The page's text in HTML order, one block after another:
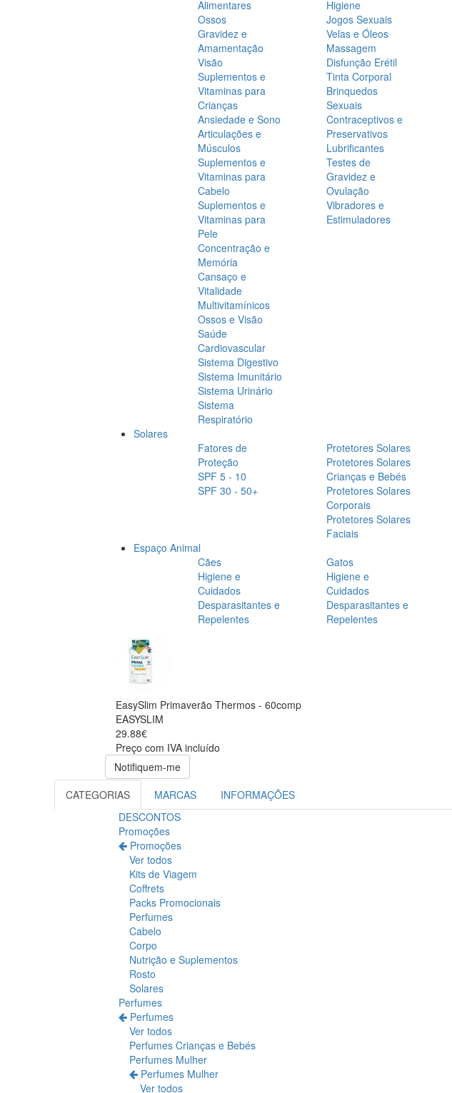
Alimentares
Ossos
Gravidez e
Amamentação
Visão
Suplementos e
Vitaminas para
Crianças
Ansiedade e Sono
Articulações e
Músculos
Suplementos e
Vitaminas para
Cabelo
Suplementos e
Vitaminas para
Pele
Concentração e
Memória
Cansaço e
Vitalidade
Multivitamínicos
Ossos e Visão
Saúde
Cardiovascular
Sistema Digestivo
Sistema Imunitário
Sistema Urinário
Sistema
Respiratório
Higiene
Jogos Sexuais
Velas e Óleos
Massagem
Disfunção Erétil
Tinta Corporal
Brinquedos
Sexuais
Contraceptivos e
Preservativos
Lubrificantes
Testes de
Gravidez e
Ovulação
Vibradores e
Estimuladores
Solares
Fatores de
Proteção
SPF 5 - 10
SPF 30 - 50+
Protetores Solares
Protetores Solares
Crianças e Bebés
Protetores Solares
Corporais
Protetores Solares
Faciais
Espaço Animal
Cães
Higiene e
Cuidados
Desparasitantes e
Repelentes
Gatos
Higiene e
Cuidados
Desparasitantes e
Repelentes
EasySlim Primaverão Thermos - 60comp
EASYSLIM
29.88€
Preço com IVA incluído
Notifiquem-me
CATEGORIAS
MARCAS
INFORMAÇÕES
DESCONTOS
Promoções
Promoções
Ver todos
Kits de Viagem
Coffrets
Packs Promocionais
Perfumes
Cabelo
Corpo
Nutrição e Suplementos
Rosto
Solares
Perfumes
Perfumes
Ver todos
Perfumes Crianças e Bebés
Perfumes Mulher
Perfumes Mulher
Ver todos